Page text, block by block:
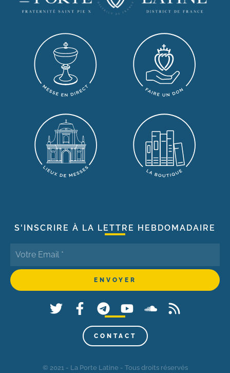
S'INSCRIRE À LA LETTRE HEBDOMADAIRE
CONTACT
© 2021 - La Porte Latine - Tous droits réservés